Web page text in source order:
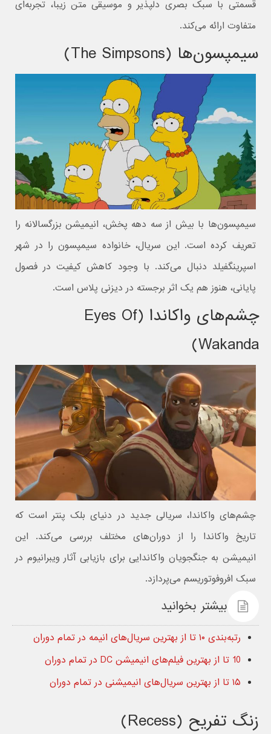
قسمتی با سبک بصری دلپذیر و موسیقی متن زیبا، تجربه‌ای
متفاوت ارائه می‌کند.
سیمپسون‌ها (The Simpsons)
سیمپسون‌ها با بیش از سه دهه پخش، انیمیشن بزرگسالانه را
تعریف کرده است. این سریال، خانواده سیمپسون را در شهر
اسپرینگفیلد دنبال می‌کند. با وجود کاهش کیفیت در فصول
پایانی، هنوز هم یک اثر برجسته در دیزنی پلاس است.
چشم‌های واکاندا (Eyes Of
Wakanda)
چشم‌های واکاندا، سریالی جدید در دنیای بلک پنتر است که
تاریخ واکاندا را از دوران‌های مختلف بررسی می‌کند. این
انیمیشن به جنگجویان واکاندایی برای بازیابی آثار ویبرانیوم در
سبک افروفوتوریسم می‌پردازد.
بیشتر بخوانید
رتبه‌بندی ۱۰ تا از بهترین سریال‌های انیمه در تمام دوران
10 تا از بهترین فیلم‌های انیمیشن DC در تمام دوران
۱۵ تا از بهترین سریال‌های انیمیشنی در تمام دوران
زنگ تفریح (Recess)